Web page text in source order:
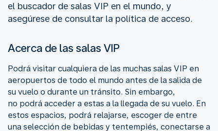
el buscador de salas VIP en el mundo, y
asegúrese de consultar la política de acceso.
Acerca de las salas VIP
Podrá visitar cualquiera de las muchas salas VIP en
aeropuertos de todo el mundo antes de la salida de
su vuelo o durante un tránsito. Sin embargo,
no podrá acceder a estas a la llegada de su vuelo. En
estos espacios, podrá relajarse, escoger de entre
una selección de bebidas y tentempiés, conectarse a